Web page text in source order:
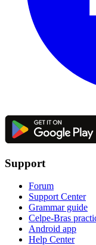
Support
Forum
Support Center
Grammar guide
Celpe-Bras
Android app
Help Center